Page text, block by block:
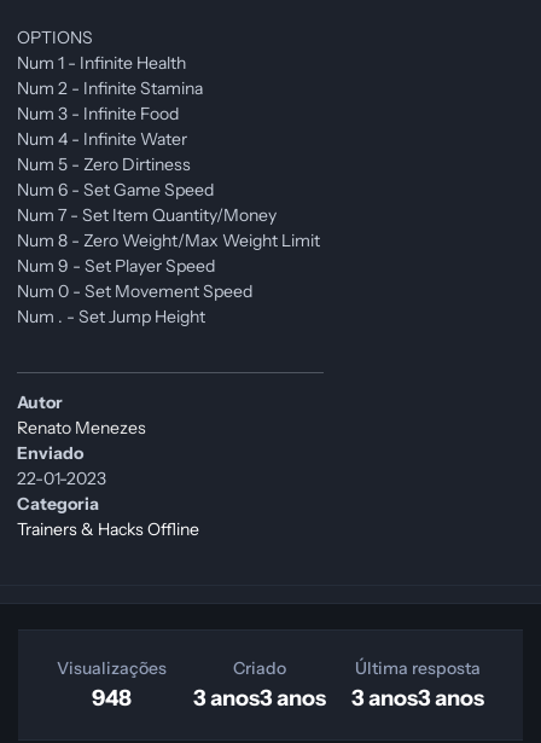
OPTIONS
Num 1 - Infinite Health
Num 2 - Infinite Stamina
Num 3 - Infinite Food
Num 4 - Infinite Water
Num 5 - Zero Dirtiness
Num 6 - Set Game Speed
Num 7 - Set Item Quantity/Money
Num 8 - Zero Weight/Max Weight Limit
Num 9 - Set Player Speed
Num 0 - Set Movement Speed
Num . - Set Jump Height
Autor
Renato Menezes
Enviado
22-01-2023
Categoria
Trainers & Hacks Offline
Visualizações
948
Criado
3 anos3 anos
Última resposta
3 anos3 anos